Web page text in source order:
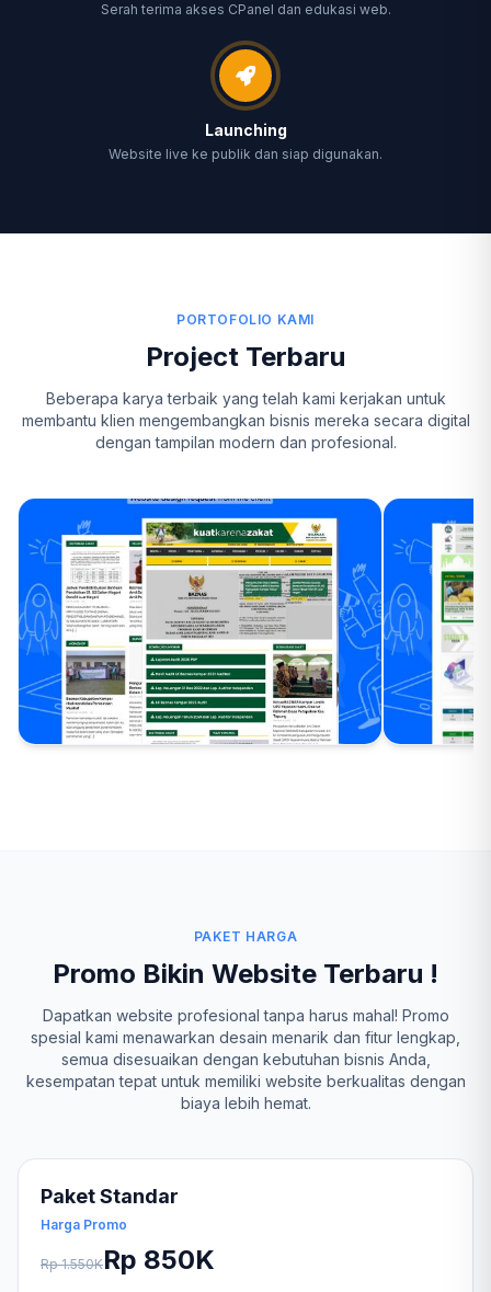
Serah terima akses CPanel dan edukasi web.
Launching
Website live ke publik dan siap digunakan.
PORTOFOLIO KAMI
Project Terbaru
Beberapa karya terbaik yang telah kami kerjakan untuk
membantu klien mengembangkan bisnis mereka secara digital
dengan tampilan modern dan profesional.
PAKET HARGA
Promo Bikin Website Terbaru !
Dapatkan website profesional tanpa harus mahal! Promo
spesial kami menawarkan desain menarik dan fitur lengkap,
semua disesuaikan dengan kebutuhan bisnis Anda,
kesempatan tepat untuk memiliki website berkualitas dengan
biaya lebih hemat.
Paket Standar
Harga Promo
Rp 1.550KRp 850K